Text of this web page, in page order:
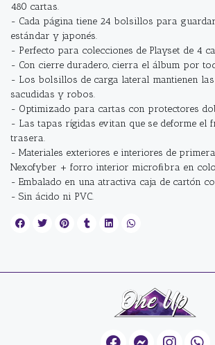
480 cartas.
- Cada página tiene 24 bolsillos para
estándar y japonés.
- Perfecto para colecciones de Playset de 4
- Con cierre duradero, cierra el álbum por
- Los bolsillos de carga lateral mantienen
sacudidas y robos.
- Optimizado para cartas con protectores
- Las tapas rígidas evitan que se deforme el
trasera.
- Materiales exteriores e interiores de
Nexofyber + forro interior microﬁbra en
- Embalado en una atractiva caja de cartón
- Sin ácido ni PVC.